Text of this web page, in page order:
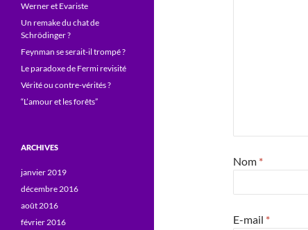
Nom *
E-mail *
Werner et Evariste
Un remake du chat de
Schrödinger ?
Feynman se serait-il trompé ?
Le paradoxe de Fermi revisité
Vérité ou contre-vérités ?
“L’amour et les forêts”
ARCHIVES
janvier 2019
décembre 2016
août 2016
février 2016